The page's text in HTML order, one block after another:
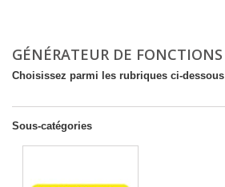
GÉNÉRATEUR DE FONCTIONS
Choisissez parmi les rubriques ci-dessous
Sous-catégories